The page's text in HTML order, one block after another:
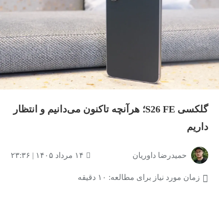
گلکسی S26 FE؛ هرآنچه تاکنون می‌دانیم و انتظار
داریم
حمیدرضا داوریان ۱۴ مرداد ۱۴۰۵ | ۲۳:۳۶
زمان مورد نیاز برای مطالعه: ۱۰ دقیقه